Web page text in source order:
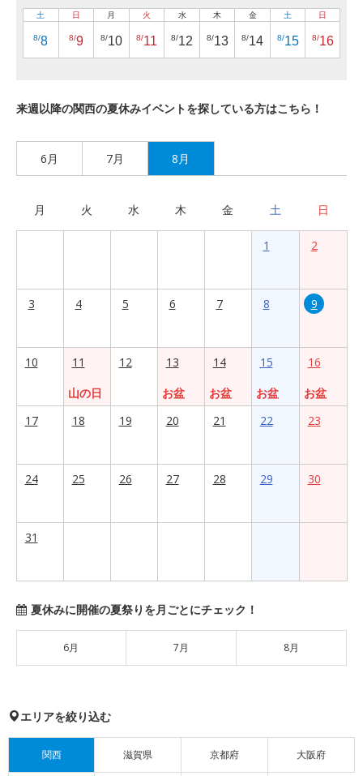
土
8/8
日
8/9
月
8/10
火
8/11
水
8/12
木
8/13
金
8/14
土
8/15
日
8/16
来週以降の関西の夏休みイベントを探している方はこちら！
6月 7月 8月
月 火 水 木 金 土 日
1 2
3 4 5 6 7 8 9
10
11
山の日
12
13
お盆
14
お盆
15
お盆
16
お盆
17
18 19 20 21 22 23
24 25 26 27 28 29 30
31
夏休みに開催の夏祭りを月ごとにチェック！
6月 7月 8月
エリアを絞り込む
関西 滋賀県 京都府 大阪府